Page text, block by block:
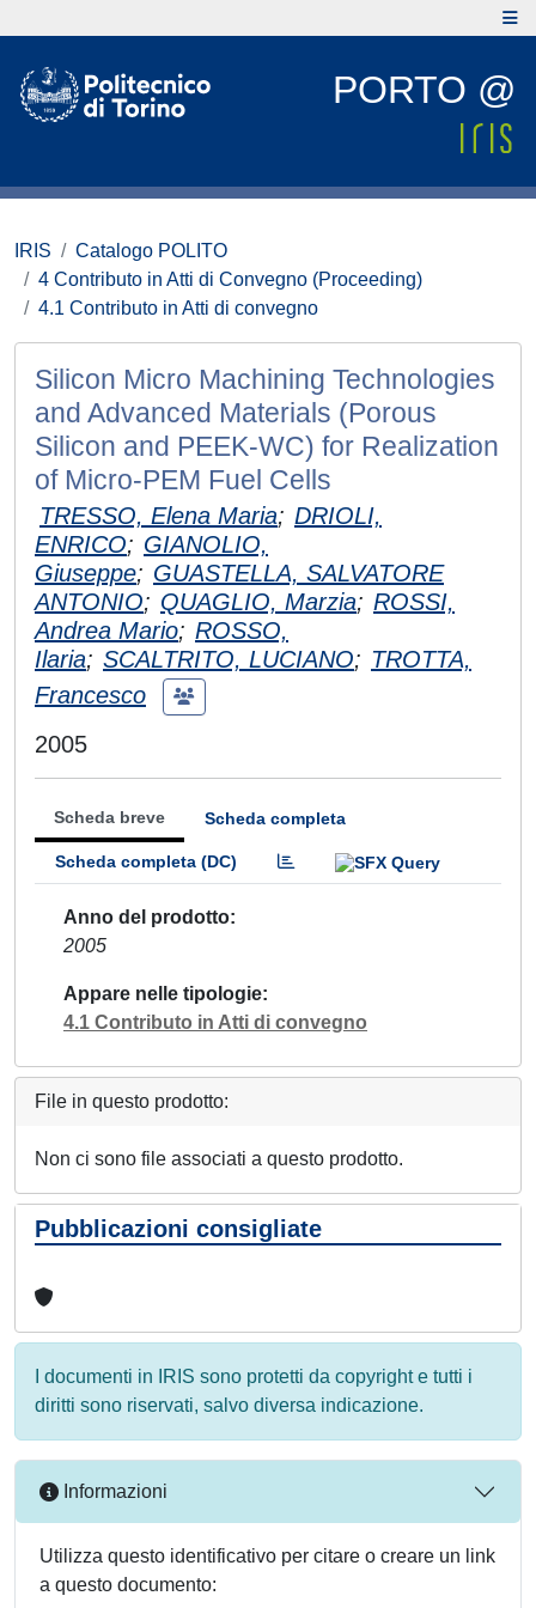
PORTO @
IRIS
Catalogo POLITO
4 Contributo in Atti di Convegno (Proceeding)
4.1 Contributo in Atti di convegno
Silicon Micro Machining Technologies
and Advanced Materials (Porous
Silicon and PEEK-WC) for Realization
of Micro-PEM Fuel Cells
TRESSO, Elena Maria; DRIOLI,
ENRICO; GIANOLIO,
Giuseppe; GUASTELLA, SALVATORE
ANTONIO; QUAGLIO, Marzia; ROSSI,
Andrea Mario; ROSSO,
Ilaria; SCALTRITO, LUCIANO; TROTTA,
Francesco
2005
Scheda breve Scheda completa
Scheda completa (DC)
Anno del prodotto
2005
Appare nelle tipologie
4.1 Contributo in Atti di convegno
File in questo prodotto:
Non ci sono file associati a questo prodotto.
Pubblicazioni consigliate
I documenti in IRIS sono protetti da copyright e tutti i
diritti sono riservati, salvo diversa indicazione.
Informazioni
Utilizza questo identificativo per citare o creare un link
a questo documento: